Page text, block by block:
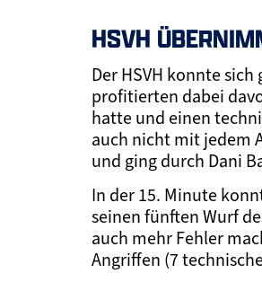
HSVH
Der HSVH konnte
profitierten dabei
hatte und einen
auch nicht mit jedem
und ging durch Dani
In der 15. Minute
seinen fünften Wurf
auch mehr Fehler
Angriffen (7